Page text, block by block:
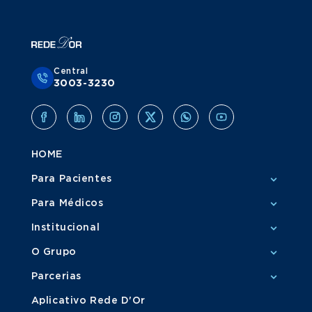
Central
3003-3230
HOME
Para Pacientes
Para Médicos
Institucional
O Grupo
Parcerias
Aplicativo Rede D'Or